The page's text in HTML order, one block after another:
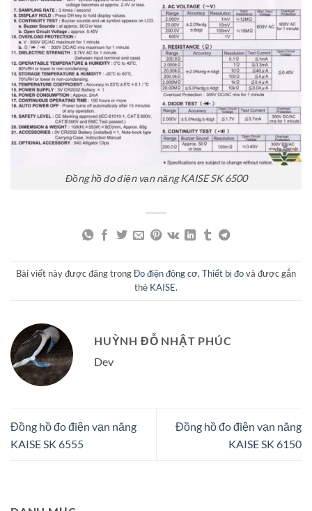
Đồng hồ đo điện vạn năng KAISE SK 6500
Bài viết này được đăng trongĐo điện động cơ,Thiết bị đovà được gắn
thẻ KAISE.
HUỲNH ĐỖ NHẬT PHÚC
Dev
Đồng hồ đo điện vạn năng
KAISE SK 6555
Đồng hồ đo điện vạn năng
KAISE SK 6150